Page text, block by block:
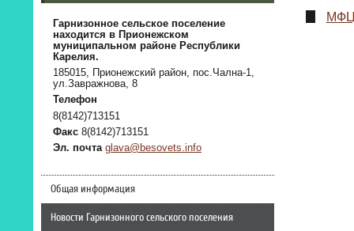
Гарнизонное сельское поселение
находится в Прионежском
муниципальном районе Республики
Карелия.
185015, Прионежский район, пос.Чална-1,
ул.Завражнова, 8
Телефон
8(8142)713151
Факс 8(8142)713151
Эл. почта glava@besovets.info
Общая информация
Новости Гарнизонного сельского поселения